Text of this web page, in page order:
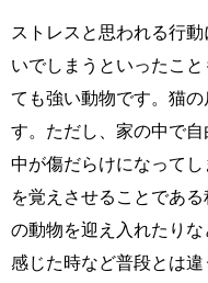
ストレスと思われる行
いでしまうといったこ
ても強い動物です。猫の
す。ただし、家の中で
中が傷だらけになって
を覚えさせることであ
の動物を迎え入れたり
感じた時など普段とは